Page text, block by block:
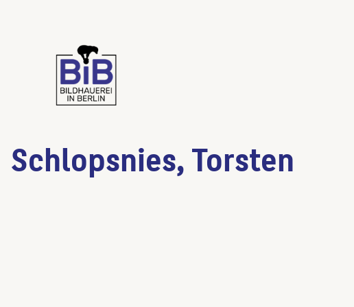
Schlopsnies, Torsten